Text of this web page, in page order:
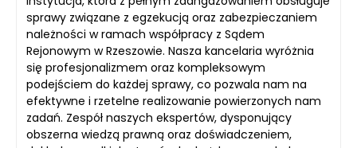
sprawy związane z egzekucją oraz zabezpieczaniem
należności w ramach współpracy z Sądem
Rejonowym w Rzeszowie. Nasza kancelaria wyróżnia
się profesjonalizmem oraz kompleksowym
podejściem do każdej sprawy, co pozwala nam na
efektywne i rzetelne realizowanie powierzonych nam
zadań. Zespół naszych ekspertów, dysponujący
obszerna wiedzą prawną oraz doświadczeniem,